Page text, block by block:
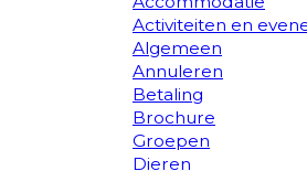
Activiteiten en
Algemeen
Annuleren
Betaling
Brochure
Groepen
Dieren